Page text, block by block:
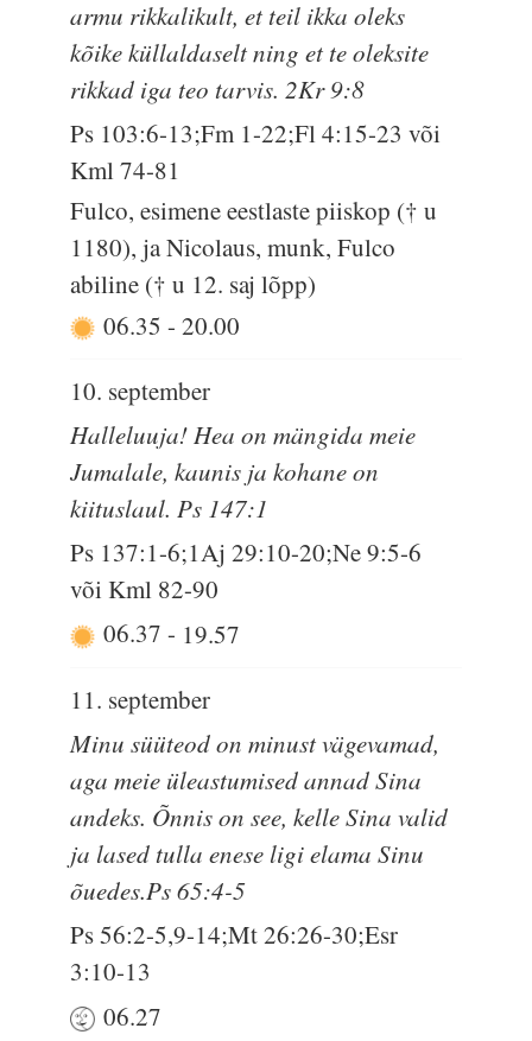
armu rikkalikult, et teil ikka oleks
kõike küllaldaselt ning et te oleksite
rikkad iga teo tarvis. 2Kr 9:8
Ps 103:6-13;Fm 1-22;Fl 4:15-23 või
Kml 74-81
Fulco, esimene eestlaste piiskop († u
1180), ja Nicolaus, munk, Fulco
abiline († u 12. saj lõpp)
06.35 - 20.00
10. september
Halleluuja! Hea on mängida meie
Jumalale, kaunis ja kohane on
kiituslaul. Ps 147:1
Ps 137:1-6;1Aj 29:10-20;Ne 9:5-6
või Kml 82-90
06.37 - 19.57
11. september
Minu süüteod on minust vägevamad,
aga meie üleastumised annad Sina
andeks. Õnnis on see, kelle Sina valid
ja lased tulla enese ligi elama Sinu
õuedes.Ps 65:4-5
Ps 56:2-5,9-14;Mt 26:26-30;Esr
3:10-13
06.27